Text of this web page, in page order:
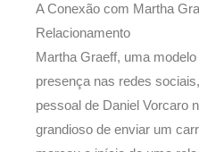
A Conexão com Martha
Relacionamento
Martha Graeff, uma
presença nas redes
pessoal de Daniel Vorcaro
grandioso de enviar um